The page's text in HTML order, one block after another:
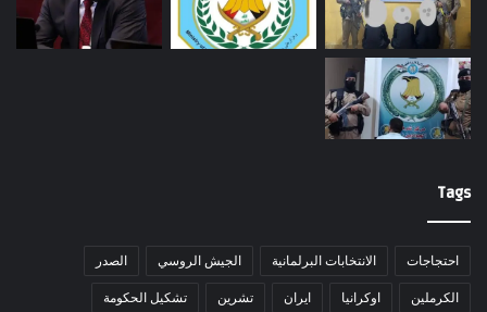
Tags
احتجاجات الانتخابات البرلمانية الجيش الروسي الصدر
الكرملين اوكرانيا ايران تشرين تشكيل الحكومة